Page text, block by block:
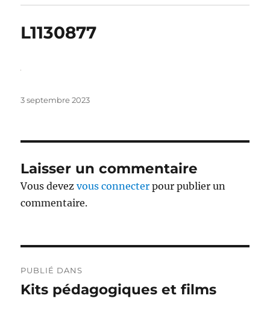
L1130877
Publié
3 septembre 2023
Laisser un commentaire
Vous devezvous connecter pour publier un
commentaire.
de
PUBLIÉ DANS
Kits pédagogiques et films